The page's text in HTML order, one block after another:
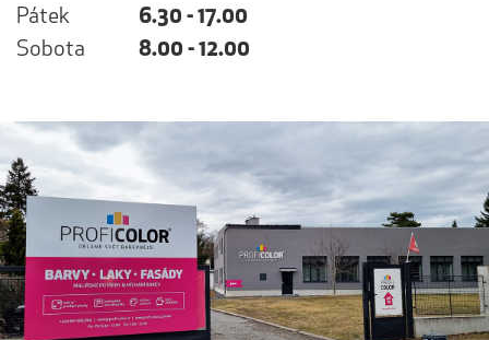
Pátek
6.30 - 17.00
Sobota
8.00 - 12.00